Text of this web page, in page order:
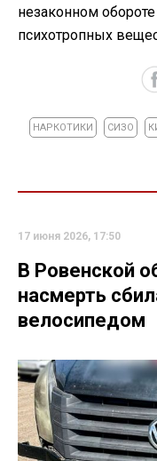
незаконном
психотропных
НАРКОТИКИ СИЗО
17 июня 2026, 17:50
В Ровенской
насмерть
велосипедом